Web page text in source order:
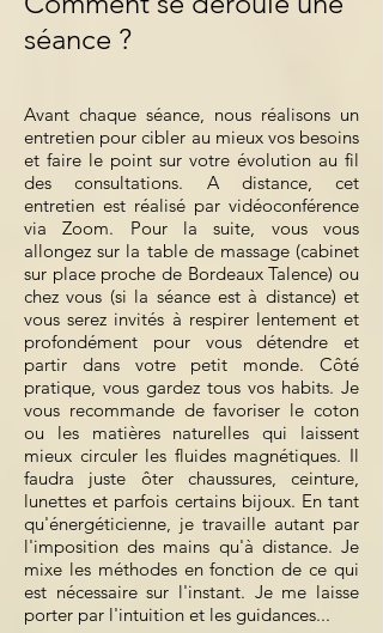
séance ?
Avant chaque séance, nous réalisons un
entretien pour cibler au mieux vos besoins
et faire le point sur votre évolution au fil
des consultations. A distance, cet
entretien est réalisé par vidéoconférence
via Zoom. Pour la suite, vous vous
allongez sur la table de massage (cabinet
sur place proche de Bordeaux Talence) ou
chez vous (si la séance est à distance) et
vous serez invités à respirer lentement et
profondément pour vous détendre et
partir dans votre petit monde. Côté
pratique, vous gardez tous vos habits. Je
vous recommande de favoriser le coton
ou les matières naturelles qui laissent
mieux circuler les fluides magnétiques. Il
faudra juste ôter chaussures, ceinture,
lunettes et parfois certains bijoux. En tant
qu'énergéticienne, je travaille autant par
l'imposition des mains qu'à distance. Je
mixe les méthodes en fonction de ce qui
est nécessaire sur l'instant. Je me laisse
porter par l'intuition et les guidances...